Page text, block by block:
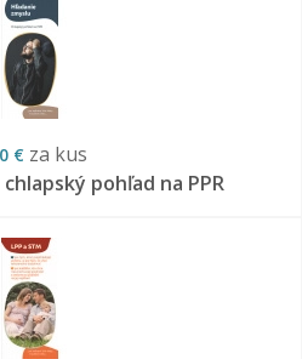
€ za kus
pohľad na PPR